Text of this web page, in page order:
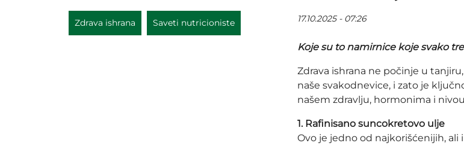
Zdrava ishrana Saveti nutricioniste 17.10.2025 - 07:26
Koje su to namirnice koje svako
Zdrava ishrana ne počinje u
naše svakodnevice, i zato je
našem zdravlju, hormonima i
1. Rafinisano suncokretovo ulje
Ovo je jedno od najkorišćenijih,